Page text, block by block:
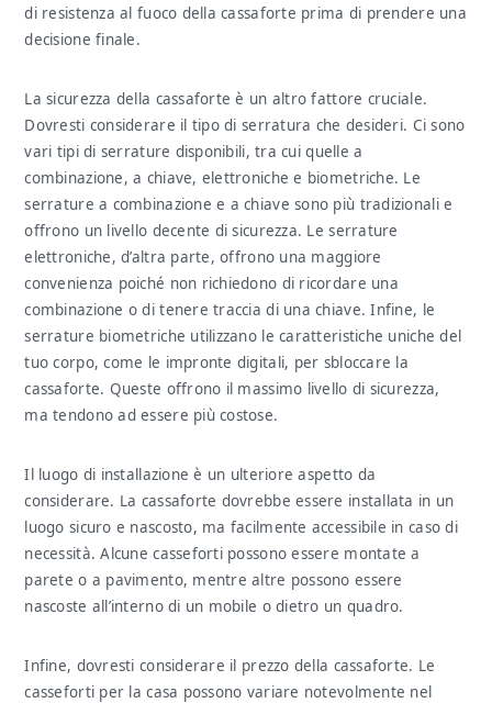
di resistenza al fuoco della cassaforte prima di prendere una
decisione finale.
La sicurezza della cassaforte è un altro fattore cruciale.
Dovresti considerare il tipo di serratura che desideri. Ci sono
vari tipi di serrature disponibili, tra cui quelle a
combinazione, a chiave, elettroniche e biometriche. Le
serrature a combinazione e a chiave sono più tradizionali e
offrono un livello decente di sicurezza. Le serrature
elettroniche, d’altra parte, offrono una maggiore
convenienza poiché non richiedono di ricordare una
combinazione o di tenere traccia di una chiave. Infine, le
serrature biometriche utilizzano le caratteristiche uniche del
tuo corpo, come le impronte digitali, per sbloccare la
cassaforte. Queste offrono il massimo livello di sicurezza,
ma tendono ad essere più costose.
Il luogo di installazione è un ulteriore aspetto da
considerare. La cassaforte dovrebbe essere installata in un
luogo sicuro e nascosto, ma facilmente accessibile in caso di
necessità. Alcune casseforti possono essere montate a
parete o a pavimento, mentre altre possono essere
nascoste all’interno di un mobile o dietro un quadro.
Infine, dovresti considerare il prezzo della cassaforte. Le
casseforti per la casa possono variare notevolmente nel